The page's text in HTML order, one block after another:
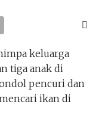
keluarga
tiga anak di
pencuri dan
ikan di